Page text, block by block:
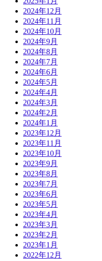
2024年12月
2024年11月
2024年10月
2024年9月
2024年8月
2024年7月
2024年6月
2024年5月
2024年4月
2024年3月
2024年2月
2024年1月
2023年12月
2023年11月
2023年10月
2023年9月
2023年8月
2023年7月
2023年6月
2023年5月
2023年4月
2023年3月
2023年2月
2023年1月
2022年12月